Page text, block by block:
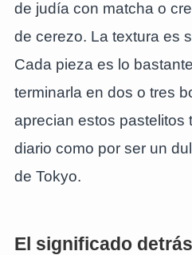
de judía con matcha o
de cerezo. La textura es
Cada pieza es lo
terminarla en dos o tres
aprecian estos pastelitos
diario como por ser un
de Tokyo.
El significado